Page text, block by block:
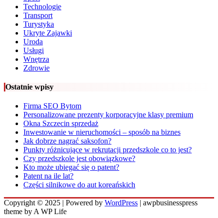
Technologie
Transport
Turystyka
Ukryte Zajawki
Uroda
Usługi
Wnętrza
Zdrowie
Ostatnie wpisy
Firma SEO Bytom
Personalizowane prezenty korporacyjne klasy premium
Okna Szczecin sprzedaż
Inwestowanie w nieruchomości – sposób na biznes
Jak dobrze nagrać saksofon?
Punkty różnicujące w rekrutacji przedszkole co to jest?
Czy przedszkole jest obowiązkowe?
Kto może ubiegać się o patent?
Patent na ile lat?
Części silnikowe do aut koreańskich
Copyright © 2025 | Powered by WordPress | awpbusinesspress
theme by A WP Life